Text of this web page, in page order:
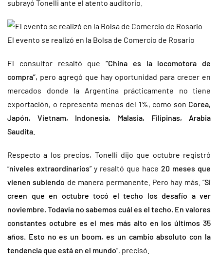
subrayó Tonelli ante el atento auditorio.
El evento se realizó en la Bolsa de Comercio de Rosario
El consultor resaltó que “China es la locomotora de
compra”, pero agregó que hay oportunidad para crecer en
mercados donde la Argentina prácticamente no tiene
exportación, o representa menos del 1%, como son Corea,
Japón, Vietnam, Indonesia, Malasia, Filipinas, Arabia
Saudita
Respecto a los precios, Tonelli dijo que octubre registró
“niveles extraordinarios” y resaltó que hace 20 meses que
vienen subiendo de manera permanente. Pero hay más. “Si
creen que en octubre tocó el techo los desafío a ver
noviembre. Todavía no sabemos cuál es el techo. En valores
constantes octubre es el mes más alto en los últimos 35
años. Esto no es un boom, es un cambio absoluto con la
tendencia que está en el mundo”, precisó.